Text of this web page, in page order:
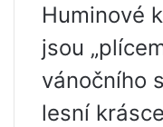
Huminové
jsou
vánočního
lesní